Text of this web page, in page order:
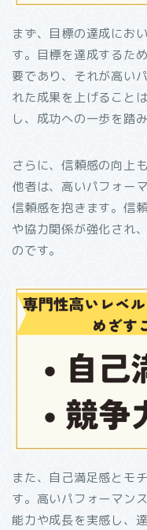
まず、目標の達成にお
す。目標を達成するた
要であり、それが高い
れた成果を上げること
し、成功への一歩を踏
さらに、信頼感の向上
他者は、高いパフォー
信頼感を抱きます。信
や協力関係が強化され
のです。
また、自己満足感とモ
す。高いパフォーマン
能力や成長を実感し、